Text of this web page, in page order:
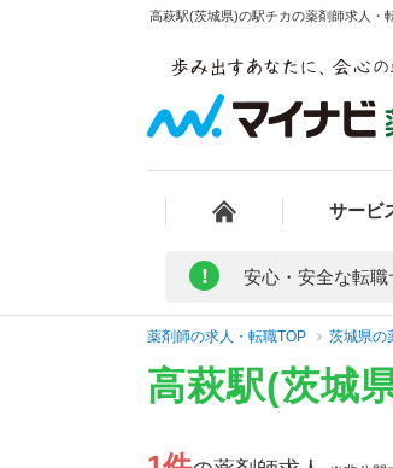
高萩駅(茨城県)の駅チカの薬剤師求人・
サービ
! 安心・安全な転職
薬剤師の求人・転職TOP 茨城県の
高萩駅(茨城